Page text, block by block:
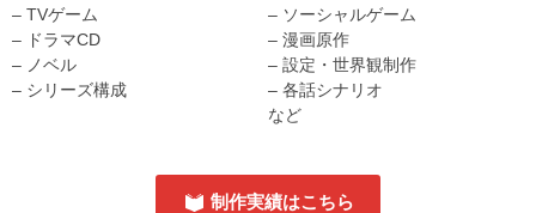
– TVゲーム
– ソーシャルゲーム
– ドラマCD
– 漫画原作
– ノベル
– 設定・世界観制作
– シリーズ構成
– 各話シナリオ
など
制作実績はこちら